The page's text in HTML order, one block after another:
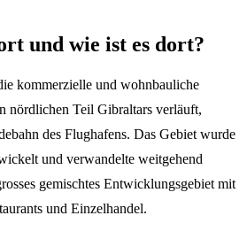
und wie ist es dort?
kommerzielle und wohnbauliche
nördlichen Teil Gibraltars verläuft,
des Flughafens. Das Gebiet wurde
und verwandelte weitgehend
gemischtes Entwicklungsgebiet mit
und Einzelhandel.